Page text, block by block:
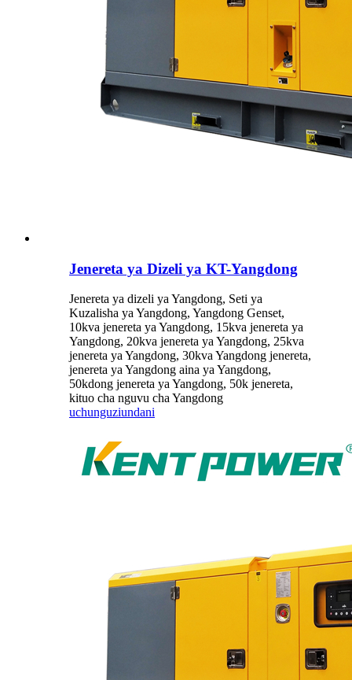
Jenereta ya Dizeli ya KT-Yangdong
Jenereta ya dizeli ya Yangdong, Seti ya
Kuzalisha ya Yangdong, Yangdong Genset,
10kva jenereta ya Yangdong, 15kva jenereta ya
Yangdong, 20kva jenereta ya Yangdong, 25kva
jenereta ya Yangdong, 30kva Yangdong jenereta,
jenereta ya Yangdong aina ya Yangdong,
50kdong jenereta ya Yangdong, 50k jenereta,
kituo cha nguvu cha Yangdong
uchunguziundani